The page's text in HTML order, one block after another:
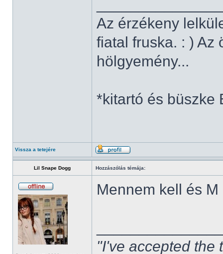
Az érzékeny
fiatal fruska. : ) Az
hölgyemény...
*kitartó és büszke
Vissza a tetejére
Lil Snape Dogg Hozzászólás témája:
Mennem kell és
"I've accepted the